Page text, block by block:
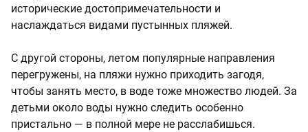
исторические достопримечательности и
наслаждаться видами пустынных пляжей.
С другой стороны, летом популярные направления
перегружены, на пляжи нужно приходить загодя,
чтобы занять место, в воде тоже множество людей. За
детьми около воды нужно следить особенно
пристально — в полной мере не расслабишься.